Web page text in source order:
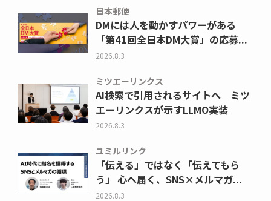
日本郵便
DMには人を動かすパワーがある
「第41回全日本DM大賞」の応募...
2026.8.3
ミツエーリンクス
AI検索で引用されるサイトへ ミツ
エーリンクスが示すLLMO実装
2026.8.3
ユミルリンク
「伝える」ではなく「伝えてもら
う」 心へ届く、SNS×メルマガ...
2026.8.3